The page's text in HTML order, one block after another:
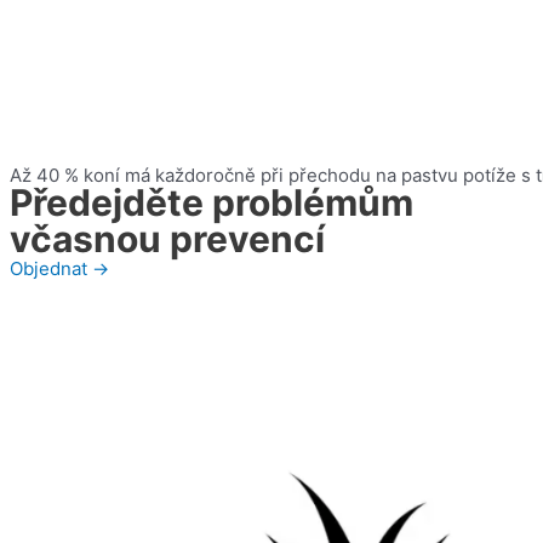
Až 40 % koní má každoročně při přechodu na pastvu potíže s
Předejděte problémům
včasnou prevencí
Objednat →